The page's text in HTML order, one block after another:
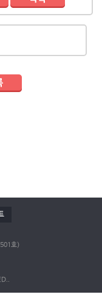
호)